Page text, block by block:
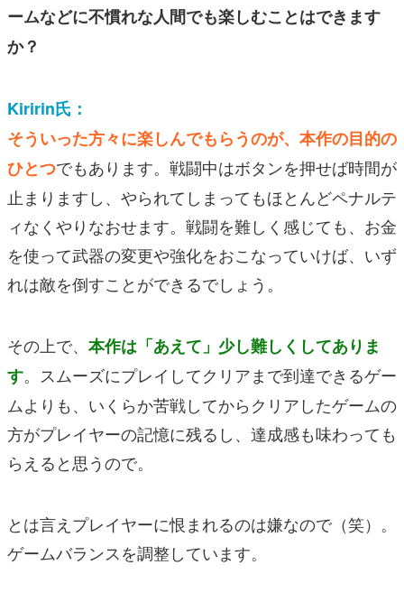
ームなどに不慣れな人間でも楽しむことはできます
か？
Kiririn氏：
そういった方々に楽しんでもらうのが、本作の目的の
ひとつでもあります。戦闘中はボタンを押せば時間が
止まりますし、やられてしまってもほとんどペナルテ
ィなくやりなおせます。戦闘を難しく感じても、お金
を使って武器の変更や強化をおこなっていけば、いず
れは敵を倒すことができるでしょう。
その上で、 本作は「あえて」少し難しくしてありま
す。スムーズにプレイしてクリアまで到達できるゲー
ムよりも、いくらか苦戦してからクリアしたゲームの
方がプレイヤーの記憶に残るし、達成感も味わっても
らえると思うので。
とは言えプレイヤーに恨まれるのは嫌なので（笑）。
ゲームバランスを調整しています。